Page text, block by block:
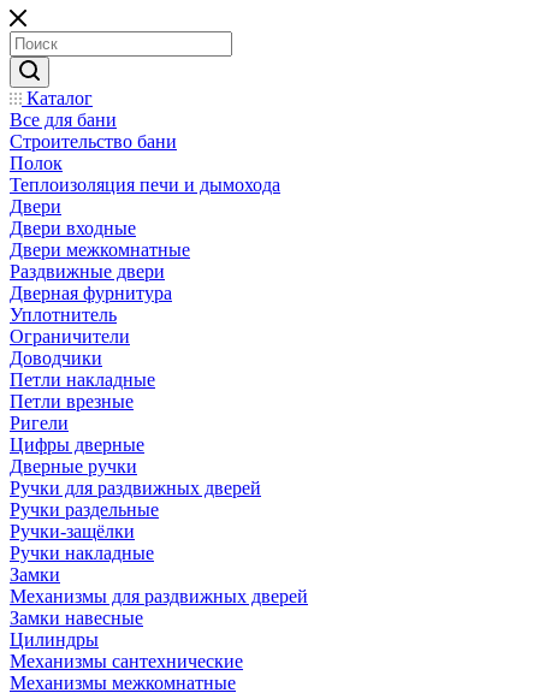
Каталог
Все для бани
Строительство бани
Полок
Теплоизоляция печи и дымохода
Двери
Двери входные
Двери межкомнатные
Раздвижные двери
Дверная фурнитура
Уплотнитель
Ограничители
Доводчики
Петли накладные
Петли врезные
Ригели
Цифры дверные
Дверные ручки
Ручки для раздвижных дверей
Ручки раздельные
Ручки-защёлки
Ручки накладные
Замки
Механизмы для раздвижных дверей
Замки навесные
Цилиндры
Механизмы сантехнические
Механизмы межкомнатные